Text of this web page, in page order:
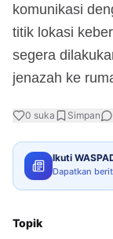
komunikasi
titik lokasi
segera
jenazah ke
0 suka Simpan
Ikuti
Dapatkan
Topik